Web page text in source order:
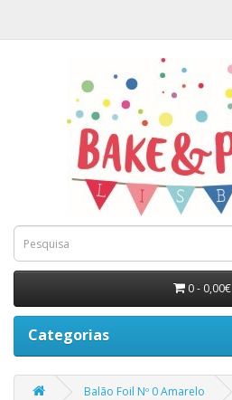
0 - 0,00€
Categorias
Balão Foil Nº 0 Amarelo